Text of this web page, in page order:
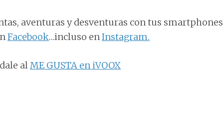
aventuras y desventuras con tus smartphones
Facebook…incluso enInstagram.
alME GUSTA en iVOOX